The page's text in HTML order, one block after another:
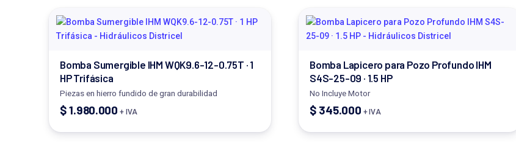
Bomba Sumergible IHM WQK9.6-12-0.75T · 1
HP Trifásica
Piezas en hierro fundido de gran durabilidad
$1.980.000 + IVA
Bomba Lapicero para Pozo Profundo IHM
S4S-25-09 · 1.5 HP
No Incluye Motor
$ 345.000 + IVA